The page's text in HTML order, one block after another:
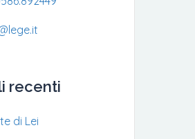
recenti
di Lei